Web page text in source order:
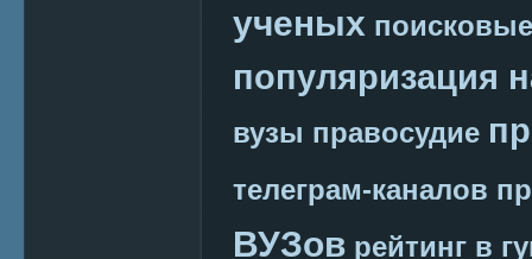
ученых
популяризация
вузы правосудие
телеграм-каналов
ВУЗов рейтинг в